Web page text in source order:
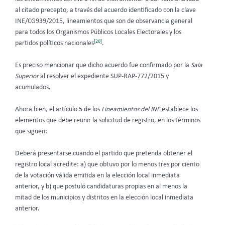
al citado precepto, a través del acuerdo identificado con la clave
INE/CG939/2015, lineamientos que son de observancia general
para todos los Organismos Públicos Locales Electorales y los
partidos políticos nacionales[20].
Es preciso mencionar que dicho acuerdo fue confirmado por la Sala
Superioral resolver el expediente SUP-RAP-772/2015 y
acumulados.
Ahora bien, el artículo 5 de los Lineamientos del INEestablece los
elementos que debe reunir la solicitud de registro, en los términos
que siguen:
Deberá presentarse cuando el partido que pretenda obtener el
registro local acredite: a) que obtuvo por lo menos tres por ciento
de la votación válida emitida en la elección local inmediata
anterior, y b) que postuló candidaturas propias en al menos la
mitad de los municipios y distritos en la elección local inmediata
anterior.